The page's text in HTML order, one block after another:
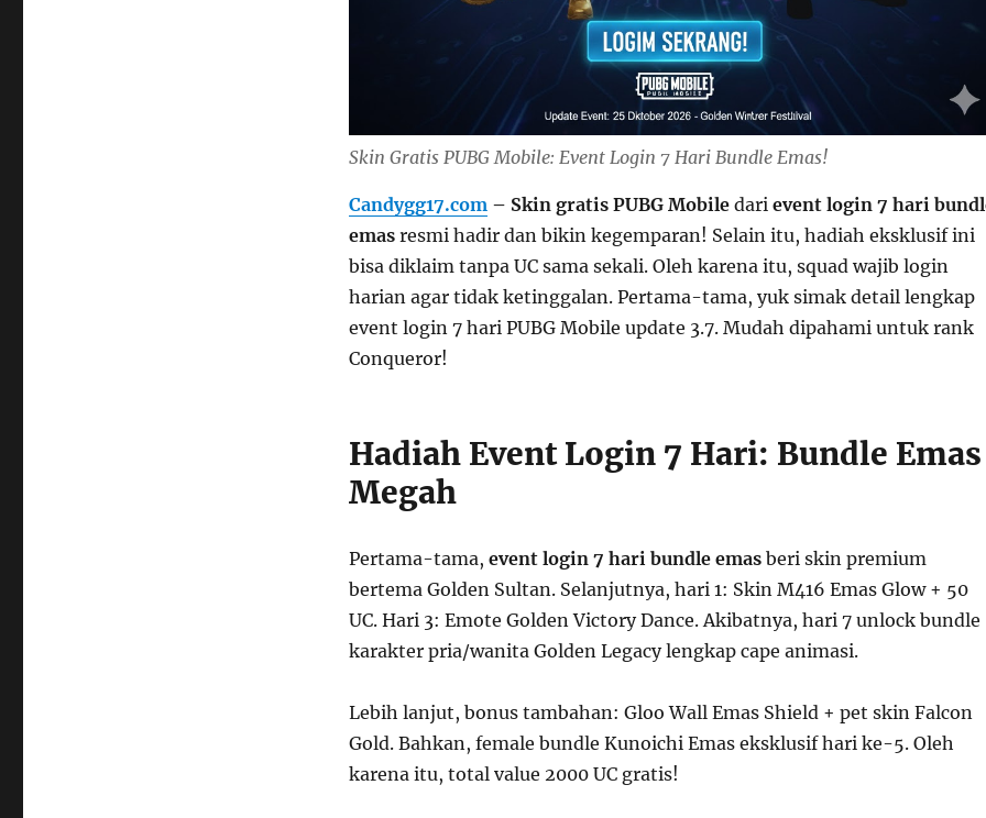
Skin Gratis PUBG Mobile: Event Login 7 Hari Bundle Emas!
Candygg17.com– Skin gratis PUBG Mobiledari event login 7 hari
emasresmi hadir dan bikin kegemparan! Selain itu, hadiah eksklusif ini
bisa diklaim tanpa UC sama sekali. Oleh karena itu, squad wajib login
harian agar tidak ketinggalan. Pertama-tama, yuk simak detail lengkap
event login 7 hari PUBG Mobile update 3.7. Mudah dipahami untuk rank
Conqueror!
Hadiah Event Login 7 Hari: Bundle Emas
Megah
Pertama-tama, event login 7 hari bundle emasberi skin premium
bertema Golden Sultan. Selanjutnya, hari 1: Skin M416 Emas Glow + 50
UC. Hari 3: Emote Golden Victory Dance. Akibatnya, hari 7 unlock bundle
karakter pria/wanita Golden Legacy lengkap cape animasi.
Lebih lanjut, bonus tambahan: Gloo Wall Emas Shield + pet skin Falcon
Gold. Bahkan, female bundle Kunoichi Emas eksklusif hari ke-5. Oleh
karena itu, total value 2000 UC gratis!